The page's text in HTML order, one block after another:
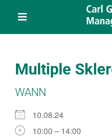
Toggle
Navigation
Über uns
Veranstaltungen
Multiple
WANN
10.08.24
10:00 – 14:00